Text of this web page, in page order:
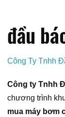
đầu
Công Ty Tnhh
Công ty Tnhh
chương trình
mua máy bơm